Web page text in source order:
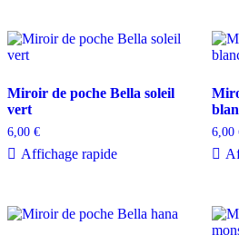
Miroir de poche Bella soleil
vert
6,00 €
Affichage rapide
6,00